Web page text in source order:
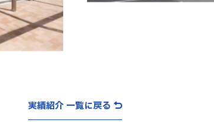
実績紹介 一覧に戻る